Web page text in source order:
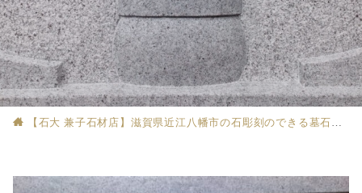
【石大 兼子石材店】滋賀県近江八幡市の石彫刻のできる墓石店